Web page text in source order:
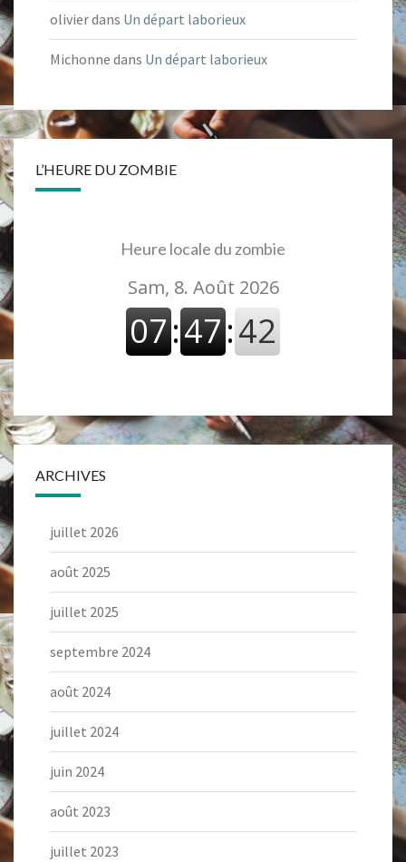
olivierdans Un départ laborieux
Michonne dans Un départ laborieux
L’HEURE DU ZOMBIE
Heure locale du zombie
ARCHIVES
juillet 2026
août 2025
juillet 2025
septembre 2024
août 2024
juillet 2024
juin 2024
août 2023
juillet 2023